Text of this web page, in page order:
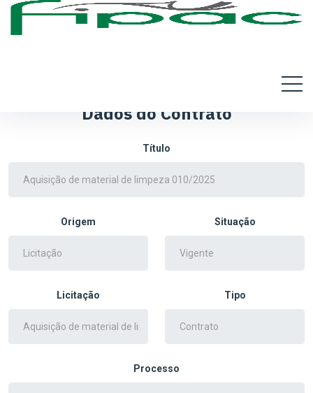
Dados do Contrato
Título
Origem Situação
Licitação Tipo
Processo